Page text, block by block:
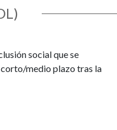
social que se
corto/medio plazo tras la